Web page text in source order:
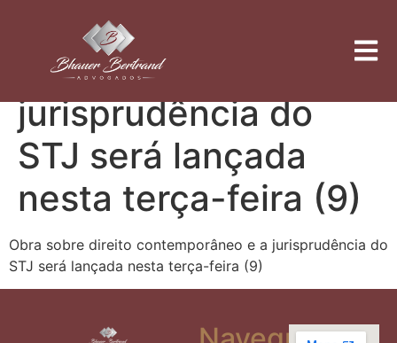
Obra sobre direito
contemporâneo e a
jurisprudência do
STJ será lançada
nesta terça-feira (9)
Obra sobre direito contemporâneo e a jurisprudência do
STJ será lançada nesta terça-feira (9)